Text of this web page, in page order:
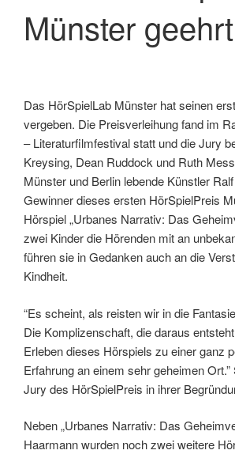
Münster geehrt
Das HörSpielLab Münster hat seinen
vergeben. Die Preisverleihung fand im
– Literaturfilmfestival statt und die Jury
Kreysing, Dean Ruddock und Ruth
Münster und Berlin lebende Künstler
Gewinner dieses ersten HörSpielPreis
Hörspiel „Urbanes Narrativ: Das
zwei Kinder die Hörenden mit an
führen sie in Gedanken auch an die
Kindheit.
“Es scheint, als reisten wir in die
Die Komplizenschaft, die daraus
Erleben dieses Hörspiels zu einer ganz
Erfahrung an einem sehr geheimen
Jury des HörSpielPreis in ihrer
Neben „Urbanes Narrativ: Das
Haarmann wurden noch zwei weitere